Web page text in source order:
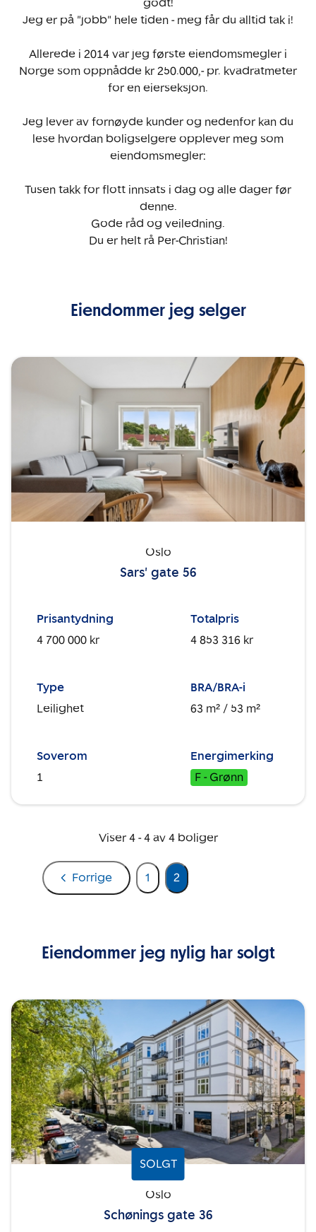
godt!
Jeg er på "jobb" hele tiden - meg får du alltid tak i!
Allerede i 2014 var jeg første eiendomsmegler i
Norge som oppnådde kr 250.000,- pr. kvadratmeter
for en eierseksjon.
Jeg lever av fornøyde kunder og nedenfor kan du
lese hvordan boligselgere opplever meg som
eiendomsmegler:
Tusen takk for flott innsats i dag og alle dager før
denne.
Gode råd og veiledning.
Du er helt rå Per-Christian!
Eiendommer jeg selger
Oslo
Sars' gate 56
Prisantydning
4 700 000 kr
Totalpris
4 853 316 kr
Type
Leilighet
BRA/BRA-i
63 m² / 53 m²
Soverom
1
Energimerking
F - Grønn
Viser 4-4av 4boliger
Forrige 1 2
Eiendommer jeg nylig har solgt
SOLGT
Oslo
Schønings gate 36